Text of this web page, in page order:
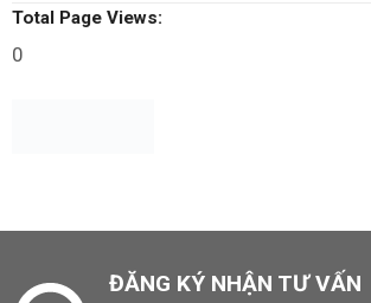
Total Page Views:
0
ĐĂNG KÝ NHẬN TƯ VẤN